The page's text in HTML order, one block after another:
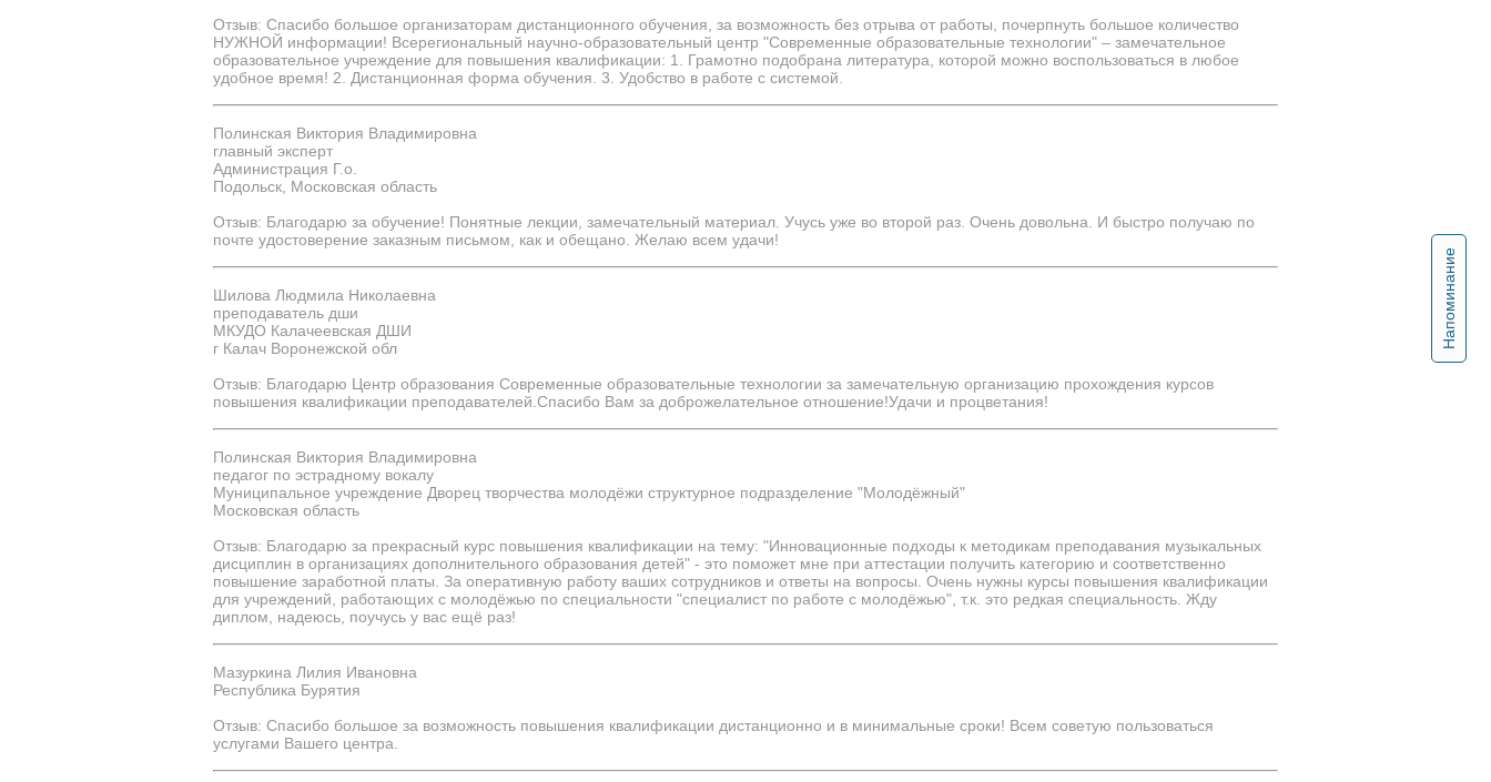
Напоминание
Отзыв: Спасибо большое организаторам дистанционного обучения, за возможность без отрыва от работы, почерпнуть большое количество
НУЖНОЙ информации! Всерегиональный научно-образовательный центр "Современные образовательные технологии" – замечательное
образовательное учреждение для повышения квалификации: 1. Грамотно подобрана литература, которой можно воспользоваться в любое
удобное время! 2. Дистанционная форма обучения. 3. Удобство в работе с системой.
Полинская Виктория Владимировна
главный эксперт
Администрация Г.о.
Подольск, Московская область
Отзыв: Благодарю за обучение! Понятные лекции, замечательный материал. Учусь уже во второй раз. Очень довольна. И быстро получаю по
почте удостоверение заказным письмом, как и обещано. Желаю всем удачи!
Шилова Людмила Николаевна
преподаватель дши
МКУДО Калачеевская ДШИ
г Калач Воронежской обл
Отзыв: Благодарю Центр образования Современные образовательные технологии за замечательную организацию прохождения курсов
повышения квалификации преподавателей.Спасибо Вам за доброжелательное отношение!Удачи и процветания!
Полинская Виктория Владимировна
педагог по эстрадному вокалу
Муниципальное учреждение Дворец творчества молодёжи структурное подразделение "Молодёжный"
Московская область
Отзыв: Благодарю за прекрасный курс повышения квалификации на тему: "Инновационные подходы к методикам преподавания музыкальных
дисциплин в организациях дополнительного образования детей" - это поможет мне при аттестации получить категорию и соответственно
повышение заработной платы. За оперативную работу ваших сотрудников и ответы на вопросы. Очень нужны курсы повышения квалификации
для учреждений, работающих с молодёжью по специальности "специалист по работе с молодёжью", т.к. это редкая специальность. Жду
диплом, надеюсь, поучусь у вас ещё раз!
Мазуркина Лилия Ивановна
Республика Бурятия
Отзыв: Спасибо большое за возможность повышения квалификации дистанционно и в минимальные сроки! Всем советую пользоваться
услугами Вашего центра.